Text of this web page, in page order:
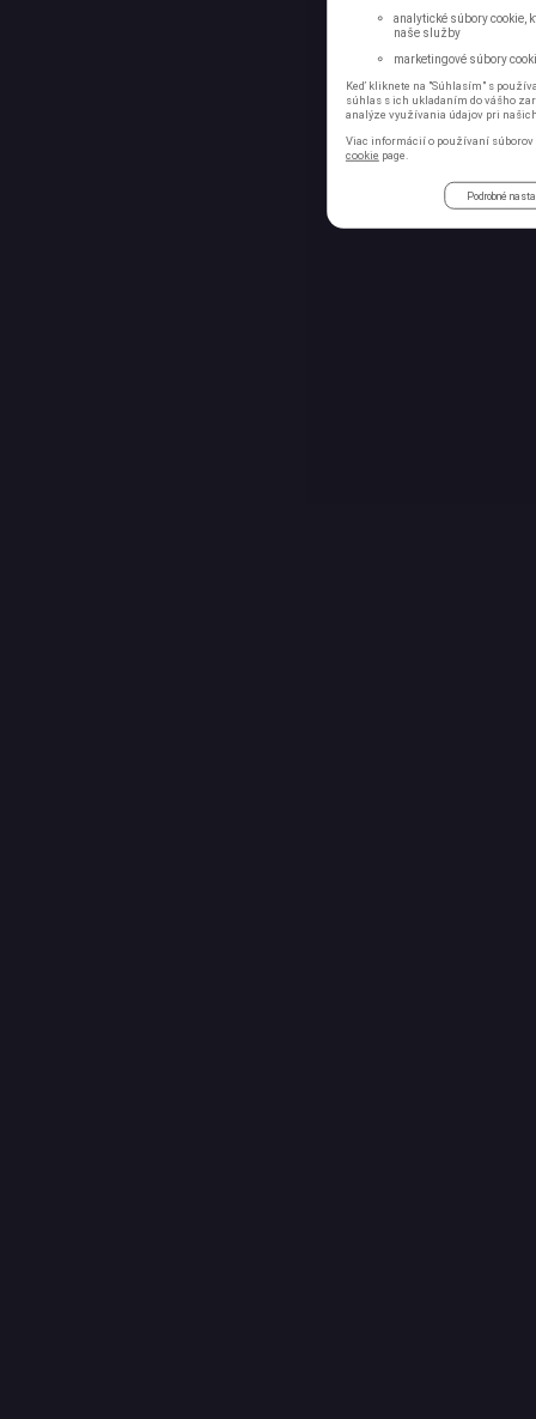
analytické súbory cookie,
naše služby
marketingové súbory
Keď kliknete na "Súhlasím" s
súhlas s ich ukladaním do vášho
analýze využívania údajov pri
Viac informácií o používaní
cookie page.
Podrobné